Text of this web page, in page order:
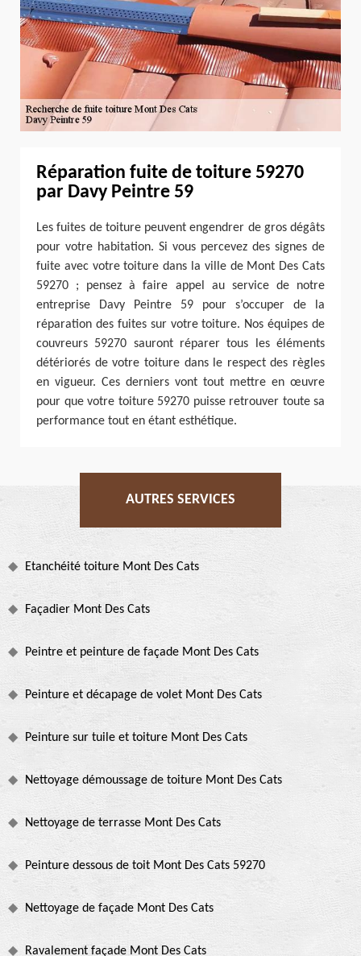
Réparation fuite de toiture 59270
par Davy Peintre 59
Les fuites de toiture peuvent engendrer de gros dégâts
pour votre habitation. Si vous percevez des signes de
fuite avec votre toiture dans la ville de Mont Des Cats
59270 ; pensez à faire appel au service de notre
entreprise Davy Peintre 59 pour s’occuper de la
réparation des fuites sur votre toiture. Nos équipes de
couvreurs 59270 sauront réparer tous les éléments
détériorés de votre toiture dans le respect des règles
en vigueur. Ces derniers vont tout mettre en œuvre
pour que votre toiture 59270 puisse retrouver toute sa
performance tout en étant esthétique.
AUTRES SERVICES
Etanchéité toiture Mont Des Cats
Façadier Mont Des Cats
Peintre et peinture de façade Mont Des Cats
Peinture et décapage de volet Mont Des Cats
Peinture sur tuile et toiture Mont Des Cats
Nettoyage démoussage de toiture Mont Des Cats
Nettoyage de terrasse Mont Des Cats
Peinture dessous de toit Mont Des Cats 59270
Nettoyage de façade Mont Des Cats
Ravalement façade Mont Des Cats